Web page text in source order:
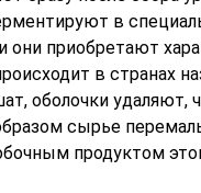
в
они приобретают
в странах
оболочки удаляют,
сырье
продуктом